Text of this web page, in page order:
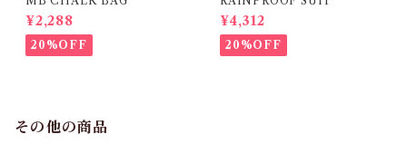
¥2,288
20%OFF
¥4,312
20%OFF
その他の商品